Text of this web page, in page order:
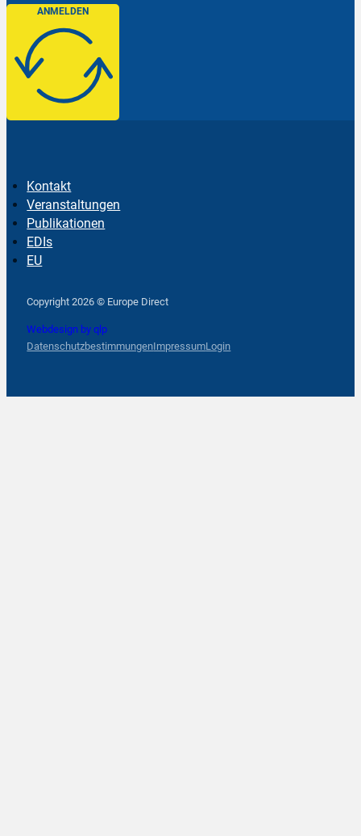
ANMELDEN
Kontakt
Veranstaltungen
Publikationen
EDIs
EU
Copyright 2026 © Europe Direct
Webdesign by qlp
DatenschutzbestimmungenImpressumLogin